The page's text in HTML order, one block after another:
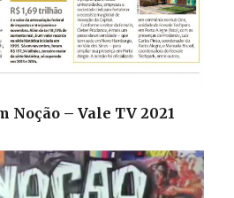
Noção – Vale TV 2021